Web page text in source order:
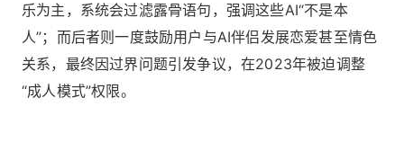
乐为主，系统会过滤露骨语句，强调这些AI“不是本
人”；而后者则一度鼓励用户与AI伴侣发展恋爱甚至情色
关系，最终因过界问题引发争议，在2023年被迫调整
“成人模式”权限。